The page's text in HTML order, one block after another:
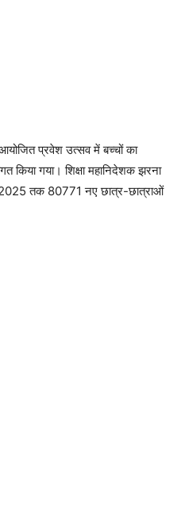
प्रवेश उत्सव में बच्चों का
गया। शिक्षा महानिदेशक झरना
तक 80771 नए छात्र-छात्राओं